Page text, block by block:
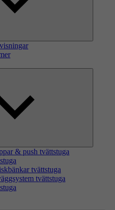
& push tvättstuga
tvättstuga
tvättstuga